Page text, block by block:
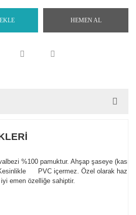
HEMEN AL
%100 pamuktur. Ahşap şaseye
PVC içermez. Özel olarak
iyi emen özelliğe sahiptir.